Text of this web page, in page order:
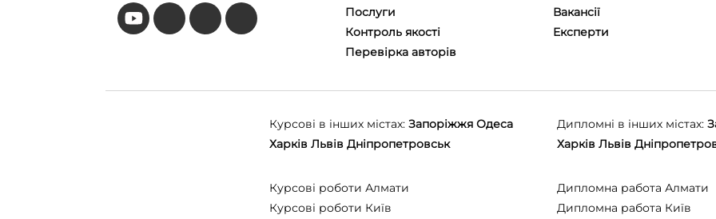
Послуги
Контроль якості
Перевірка авторів
Вакансії
Eксперти
Курсові в інших містах: Запоріжжя Одеса
Харків Львів Дніпропетровськ
Курсові роботи Алмати
Курсові роботи Київ
Дипломні в інших містах:
Харків Львів
Дипломна работа Алмати
Дипломна работа Київ